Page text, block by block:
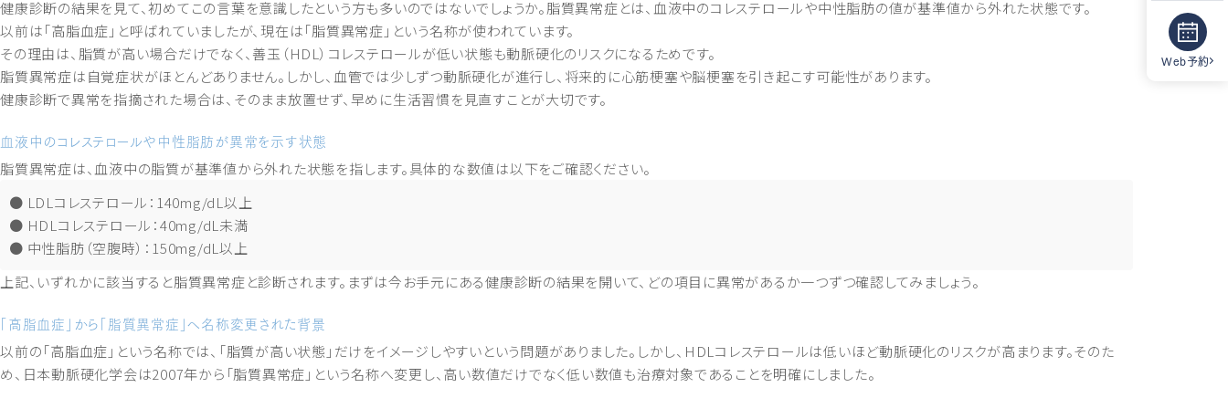
健康診断の結果を見て、初めてこの言葉を意識したという方も多いのではないでしょうか。脂質異常症とは、血液中のコレステロールや中性脂肪の値が基準値から外れた状態です。
以前は「高脂血症」と呼ばれていましたが、現在は「脂質異常症」という名称が使われています。
その理由は、脂質が高い場合だけでなく、善玉（HDL）コレステロールが低い状態も動脈硬化のリスクになるためです。
脂質異常症は自覚症状がほとんどありません。しかし、血管では少しずつ動脈硬化が進行し、将来的に心筋梗塞や脳梗塞を引き起こす可能性があります。
健康診断で異常を指摘された場合は、そのまま放置せず、早めに生活習慣を見直すことが大切です。
血液中のコレステロールや中性脂肪が異常を示す状態
脂質異常症は、血液中の脂質が基準値から外れた状態を指します。具体的な数値は以下をご確認ください。
● LDLコレステロール：140mg/dL以上
● HDLコレステロール：40mg/dL未満
● 中性脂肪（空腹時）：150mg/dL以上
上記、いずれかに該当すると脂質異常症と診断されます。まずは今お手元にある健康診断の結果を開いて、どの項目に異常があるか一つずつ確認してみましょう。
「高脂血症」から「脂質異常症」へ名称変更された背景
以前の「高脂血症」という名称では、「脂質が高い状態」だけをイメージしやすいという問題がありました。しかし、HDLコレステロールは低いほど動脈硬化のリスクが高まります。そのた
め、日本動脈硬化学会は2007年から「脂質異常症」という名称へ変更し、高い数値だけでなく低い数値も治療対象であることを明確にしました。
Web予約